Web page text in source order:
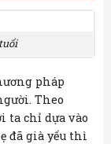
pháp
Theo
ta chỉ dựa vào
đã già yếu thì